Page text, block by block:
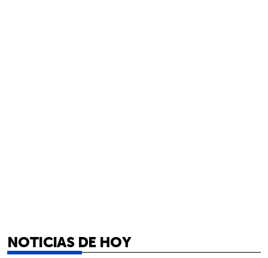
NOTICIAS DE HOY